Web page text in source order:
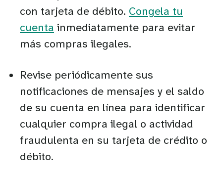
con tarjeta de débito. Congela tu
cuenta inmediatamente para evitar
más compras ilegales.
Revise periódicamente sus
notificaciones de mensajes y el saldo
de su cuenta en línea para identificar
cualquier compra ilegal o actividad
fraudulenta en su tarjeta de crédito o
débito.